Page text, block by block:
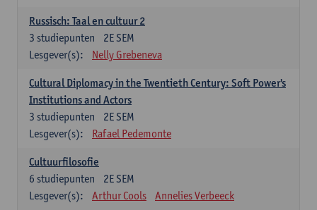
Russisch: Taal en cultuur 2
2E SEM
3 studiepunten
Lesgever(s):
Nelly Grebeneva
Cultural Diplomacy in the Twentieth Century: Soft Power's
Institutions and Actors
2E SEM
3 studiepunten
Lesgever(s):
Rafael Pedemonte
Cultuurfilosofie
2E SEM
6 studiepunten
Lesgever(s):
Arthur Cools Annelies Verbeeck